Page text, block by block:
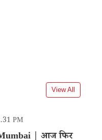
View All
PM
| आज फिर